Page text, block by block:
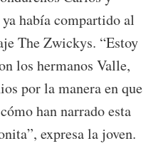
había compartido al
The Zwickys. “Estoy
los hermanos Valle,
por la manera en que
han narrado esta
expresa la joven.